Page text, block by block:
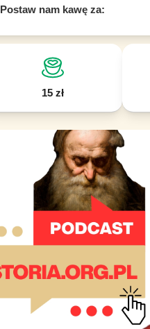
Postaw nam kawę za:
15 zł